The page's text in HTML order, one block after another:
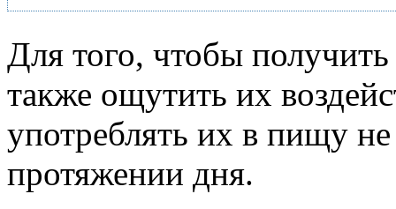
Для того, чтобы
также ощутить их
употреблять их в пищу
протяжении дня.